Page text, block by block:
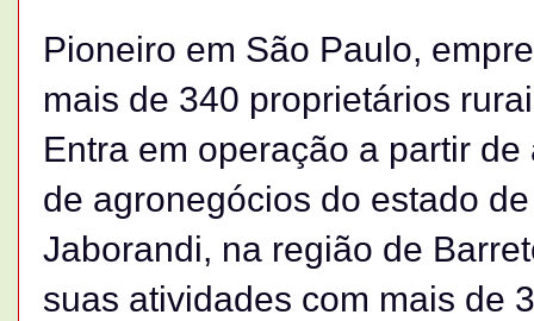
Pioneiro em São Paulo,
mais de 340 proprietários
Entra em operação a partir
de agronegócios do estado
Jaborandi, na região de
suas atividades com mais de